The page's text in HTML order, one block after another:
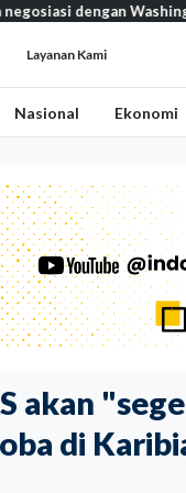
akan
di
Washington
Layanan Kami
Nasional Ekonomi